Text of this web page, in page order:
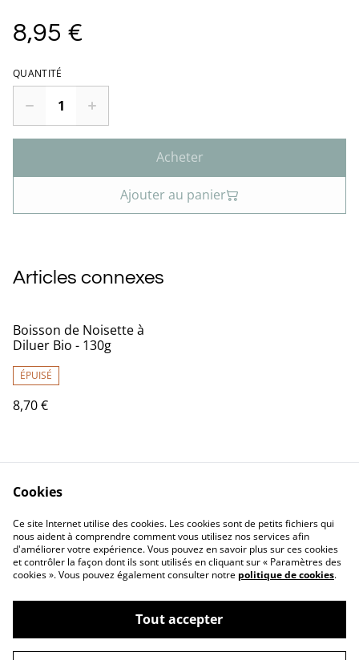
8,95 €
QUANTITÉ
Acheter
Ajouter au panier
Articles connexes
Boisson de Noisette à
Diluer Bio - 130g
ÉPUISÉ
8,70 €
Contactez-nous
Mentions légales
Conditions générales
de vente
Politique de
confidentialité
Politique de cookies
Cookies
Ce site Internet utilise des cookies. Les cookies sont de petits fichiers qui
nous aident à comprendre comment vous utilisez nos services afin
d'améliorer votre expérience. Vous pouvez en savoir plus sur ces cookies
et contrôler la façon dont ils sont utilisés en cliquant sur « Paramètres des
cookies ». Vous pouvez également consulter notre politique de cookies.
Tout accepter